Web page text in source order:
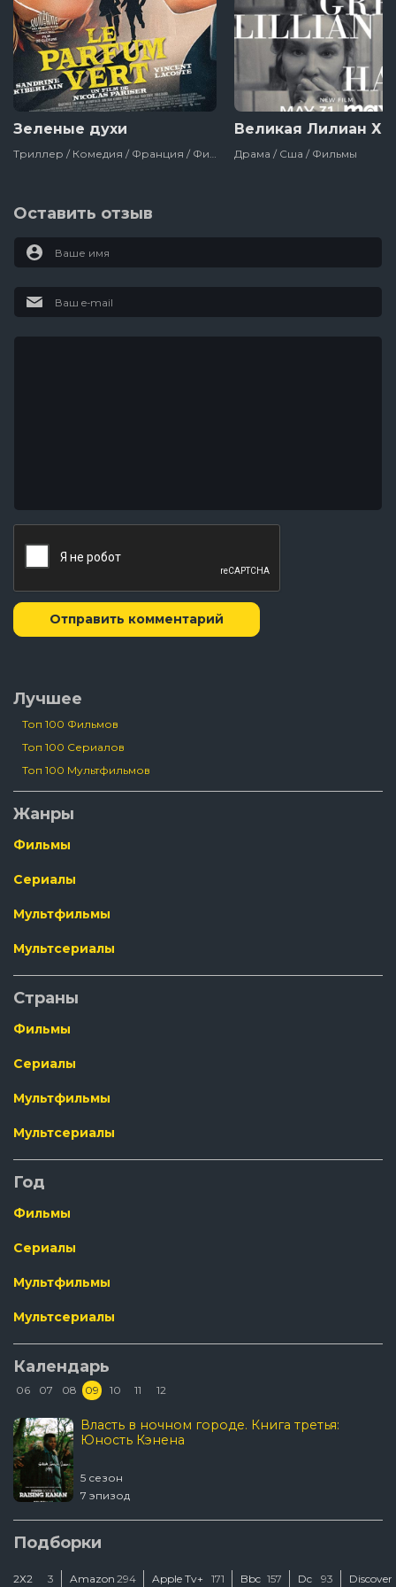
Зеленые духи Великая Лилиан
Драма / Сша / Фильмы
Оставить отзыв
Отправить комментарий
Лучшее
Топ 100 Фильмов
Топ 100 Сериалов
Топ 100 Мультфильмов
Жанры
Фильмы
Сериалы
Мультфильмы
Мультсериалы
Страны
Фильмы
Сериалы
Мультфильмы
Мультсериалы
Год
Фильмы
Сериалы
Мультфильмы
Мультсериалы
Календарь
06 07 08 09 10 11 12
Власть в ночном городе. Книга третья:
Юность Кэнена
5 сезон
7 эпизод
Подборки
2Х2 3 Amazon 294 Apple Tv+ 171 Bbc 157 Dc 93